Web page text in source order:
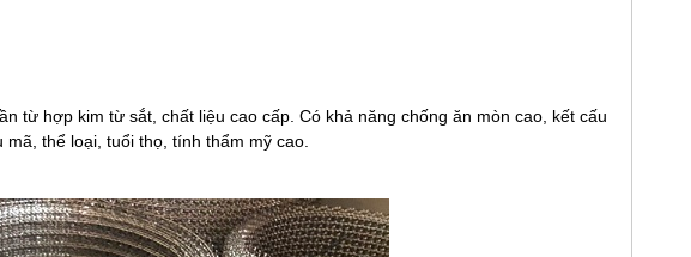
từ hợp kim từ sắt, chất liệu cao cấp. Có khả năng chống ăn mòn cao, kết cấu
thể loại, tuổi thọ, tính thẩm mỹ cao.